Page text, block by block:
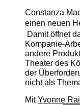
Constanza
einen neuen
Damit öffnet
Kompanie-
andere
Theater des
der
nicht als
MitYvonne